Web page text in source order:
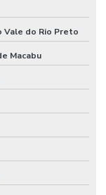
Vale do Rio Preto
Macabu